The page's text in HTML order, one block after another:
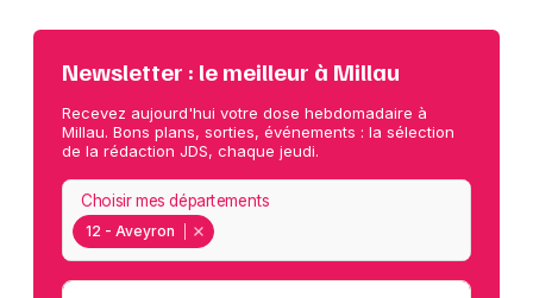
Newsletter : le meilleur à Millau
Recevez aujourd'hui votre dose hebdomadaire à
Millau. Bons plans, sorties, événements : la sélection
de la rédaction JDS, chaque jeudi.
12 - Aveyron
Choisir mes départements